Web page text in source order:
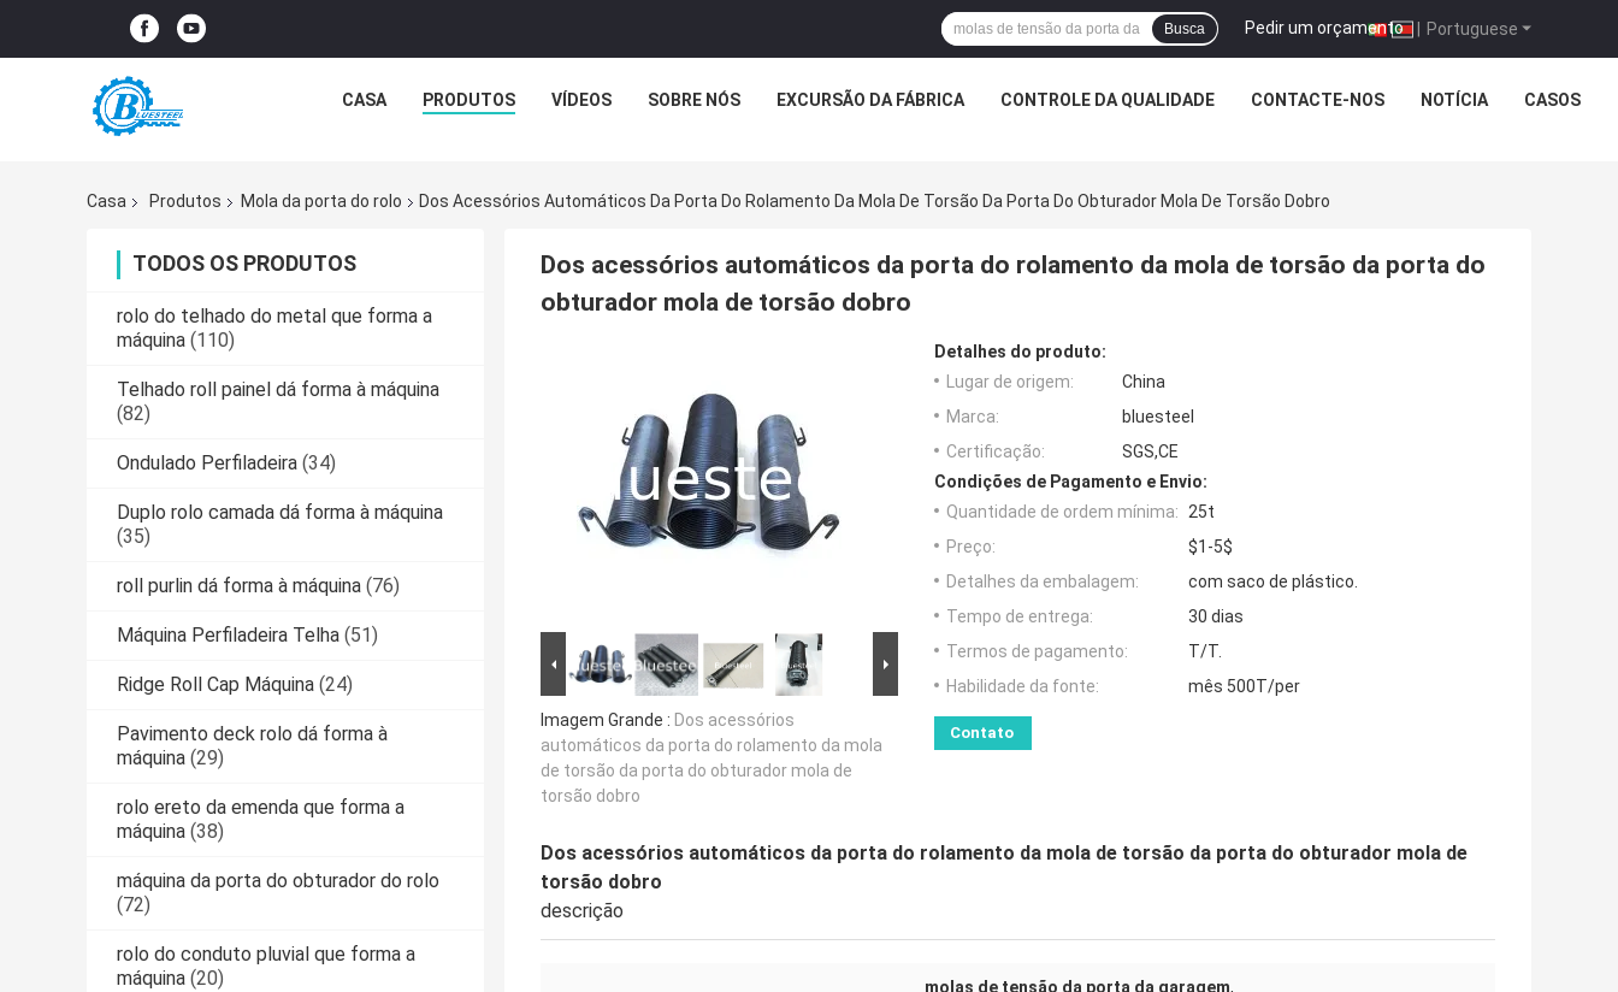
Portuguese
Pedir um orçamento |
Busca
CASA PRODUTOS VÍDEOS SOBRE NÓS EXCURSÃO DA FÁBRICA CONTROLE DA QUALIDADE CONTACTE-NOS NOTÍCIA CASOS
Casa Produtos Mola da porta do rolo Dos Acessórios Automáticos Da Porta Do Rolamento Da Mola De Torsão Da Porta Do Obturador Mola De Torsão Dobro
TODOS OS PRODUTOS
rolo do telhado do metal que forma a
máquina (110)
Telhado roll painel dá forma à máquina
(82)
Ondulado Perfiladeira (34)
Duplo rolo camada dá forma à máquina
(35)
roll purlin dá forma à máquina (76)
Máquina Perfiladeira Telha (51)
Ridge Roll Cap Máquina (24)
Pavimento deck rolo dá forma à
máquina (29)
rolo ereto da emenda que forma a
máquina (38)
máquina da porta do obturador do rolo
(72)
rolo do conduto pluvial que forma a
máquina (20)
Dos acessórios automáticos da porta do rolamento da mola de torsão da porta do
obturador mola de torsão dobro
Imagem Grande : Dos acessórios
automáticos da porta do rolamento da mola
de torsão da porta do obturador mola de
torsão dobro
Detalhes do produto:
Lugar de origem:
China
Marca:
bluesteel
Certificação:
SGS,CE
Condições de Pagamento e Envio:
Quantidade de ordem mínima: 25t
Preço:
$1-5$
Detalhes da embalagem:
com saco de plástico.
Tempo de entrega:
30 dias
Termos de pagamento:
T/T.
Habilidade da fonte:
mês 500T/per
Contato
Dos acessórios automáticos da porta do rolamento da mola de torsão da porta do obturador mola de
torsão dobro
descrição
molas de tensão da porta da garagem,